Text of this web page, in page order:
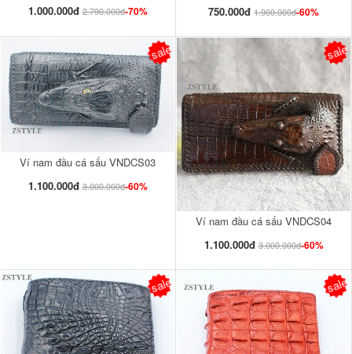
1.000.000đ 2.790.000đ-70%
750.000đ 1.900.000đ-60%
Ví nam đầu cá sấu VNDCS03
1.100.000đ 3.000.000đ-60%
sale
Ví nam đầu cá sấu VNDCS04
1.100.000đ 3.000.000đ-60%
sale
sale sale